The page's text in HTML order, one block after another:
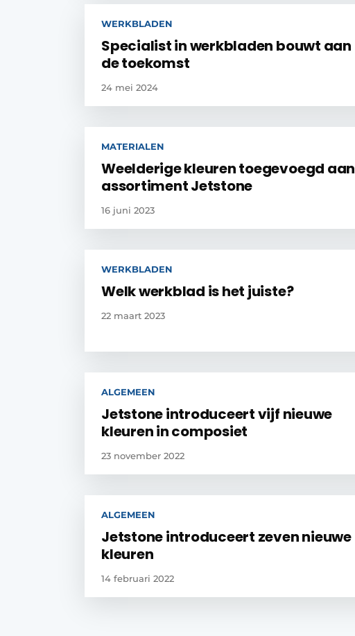
WERKBLADEN
Specialist in werkbladen bouwt aan
de toekomst
24 mei 2024
MATERIALEN
Weelderige kleuren toegevoegd aan
assortiment Jetstone
16 juni 2023
WERKBLADEN
Welk werkblad is het juiste?
22 maart 2023
ALGEMEEN
Jetstone introduceert vijf nieuwe
kleuren in composiet
23 november 2022
ALGEMEEN
Jetstone introduceert zeven nieuwe
kleuren
14 februari 2022